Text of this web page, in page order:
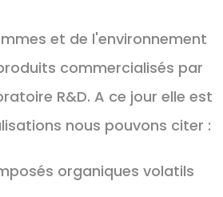
et de l'environnement
produits commercialisés par
R&D. A ce jour elle est
nous pouvons citer :
organiques volatils